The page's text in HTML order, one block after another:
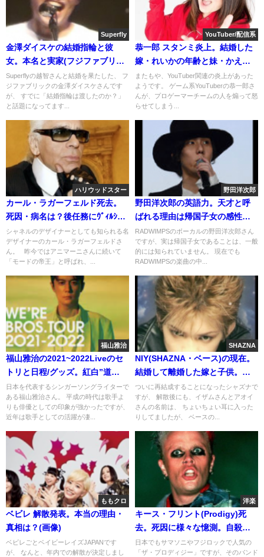
Superfly
金澤ダイスケの結婚指輪と彼
女。本名と実家(フジファブリッ
ク・インスタ)画像
Superflyの越智さんと結婚を果たした、 フ
ジファブリックの金澤ダイスケさんです
が、 すでに「結婚指輪は渡したのか？」
と話題になってます...
YouTuber/配信系
恭一郎 スタンミ炎上。結婚した
嫁・れいかの年齢と妹・かえで
の素顔
またもや、YouTuber関連の炎上があった
ようです。 ゲーム系YouTuberの恭一郎さ
んが、プロゲーマーチームの人を煽って怒
らせてしまう...
ハリウッドスター
カール・ラガーフェルド死去。
死因・病名は？後任務にｳﾞｨﾙｼﾞﾆ
ｰ・ｳﾞｨｱｰﾙ
シャネルのデザイナーとしても知られる名
デザイナーのカール・ラガーフェルドさ
ん。 昨今ではアニマーニさんに続いて
「モードの帝王」と呼ばれ、...
野田洋次郎
野田洋次郎の英語力。天才と呼
ばれる理由は帰国子女の感性と
トラウマ
RADWIMPSのボーカルの野田洋次郎さん
ですが、実は帰国子女であることは、一般
的には知られていません。 現在でも
RADWIMPSの楽曲の中...
福山雅治
福山雅治の2021~2022Liveのセ
トリと日程/グッズ。紅白”道
標”と五輪の演奏曲
日本を代表するシンガーソングライターで
ある福山雅治さん。 平成の時代は歌手よ
りも俳優としての印象が強かったですが、
近年は歌手としての活躍が凄...
SHAZNA
NIY(SHAZNA・ベース)の現在。
結婚して離婚した嫁と子供。再
婚は？舞台俳優として(画像・動
画)
ついに再結成することになったシャズナで
すが、 解散後にも、イザムさんとアオイ
さんの名前は、 ちょいちょい耳に入った
りしてましたが、 ベースの...
ももクロ
ベビレ 解散発表。本当の理由・
真相は？(画像)
ベビレごとベイビーレイズJAPANです
が、 なんと、年内での解散が決定しまし
洋楽
キース・フリント(Prodigy)死
去。死因に様々な憶測。自殺と
日本人妻
日本でもサマソニやフジロックで人気の
「ザ・プロディジー」ですが、そのバンド